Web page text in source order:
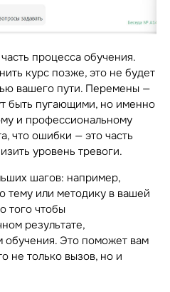
процесса обучения.
курс позже, это не будет
вашего пути. Перемены —
быть пугающими, но именно
и профессиональному
что ошибки — это часть
уровень тревоги.
шагов: например,
тему или методику в вашей
того чтобы
результате,
обучения. Это поможет вам
не только вызов, но и